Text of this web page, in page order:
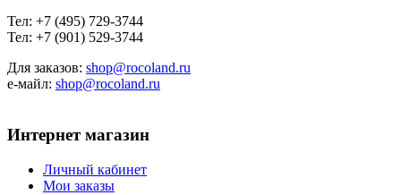
Тел: +7 (495) 729-3744
Тел: +7 (901) 529-3744
Для заказов: shop@rocoland.ru
е-майл: shop@rocoland.ru
Интернет магазин
Личный кабинет
Мои заказы